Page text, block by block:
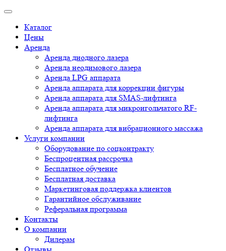
Каталог
Цены
Аренда
Аренда диодного лазера
Аренда неодимового лазера
Аренда LPG аппарата
Аренда аппарата для коррекции фигуры
Аренда аппарата для SMAS-лифтинга
Аренда аппарата для микроигольчатого RF-
лифтинга
Аренда аппарата для вибрационного массажа
Услуги компании
Оборудование по соцконтракту
Беспроцентная рассрочка
Бесплатное обучение
Бесплатная доставка
Маркетинговая поддержка клиентов
Гарантийное обслуживание
Реферальная программа
Контакты
О компании
Дилерам